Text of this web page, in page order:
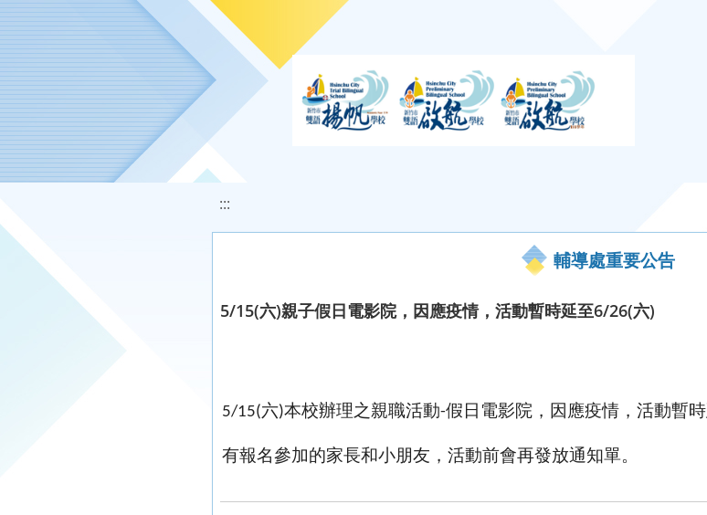
移至網頁之主要內容區位置
:::
輔導處重要公告
5/15(六)親子假日電影院，因應疫情，活動暫時延至6/26(六)
5/15(六)本校辦理之親職活動-假日電影院，因應疫情，活動暫
有報名參加的家長和小朋友，活動前會再發放通知單。